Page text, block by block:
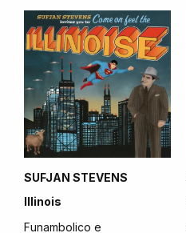
SUFJAN STEVENS
Illinois
Funambolico e